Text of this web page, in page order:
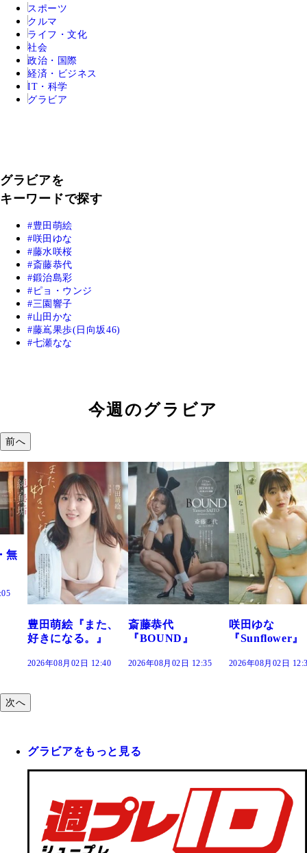
スポーツ
クルマ
ライフ・文化
社会
政治・国際
経済・ビジネス
IT・科学
グラビア
グラビアを
キーワードで探す
豊田萌絵
咲田ゆな
藤水咲桜
斎藤恭代
鍛治島彩
ピョ・ウンジ
三園響子
山田かな
藤嶌果歩(日向坂46)
七瀬なな
今週のグラビア
前へ
斎藤恭代
『BOUND』
2026年08月02日 12:35
咲田ゆな
『Sunflower』
2026年08月02日 12:30
藤水咲桜『花
だまり』
2026年08月02日
次へ
グラビアをもっと見る